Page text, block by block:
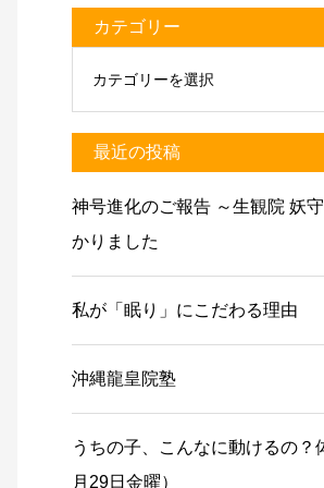
カテゴリー
最近の投稿
神号進化のご報告 ～生観院 妖
かりました
私が「眠り」にこだわる理由
沖縄龍皇院塾
うちの子、こんなに動けるの？
月29日金曜）